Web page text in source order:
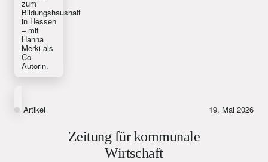
zum
Bildungshaushalt
in Hessen
– mit
Hanna
Merki als
Co-
Autorin.
Artikel 19. Mai 2026
Zeitung für kommunale
Wirtschaft